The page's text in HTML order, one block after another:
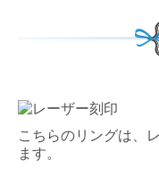
こちらのリングは、
ます。